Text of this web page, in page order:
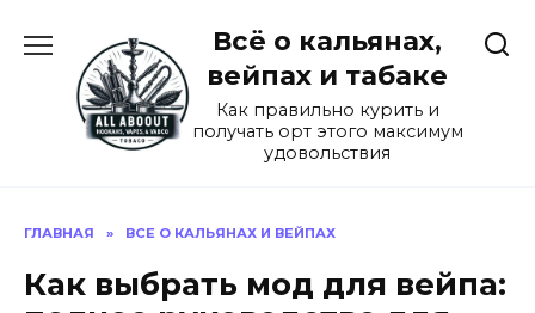
содержанию
Всё о кальянах,
вейпах и табаке
Как правильно курить и
получать орт этого максимум
удовольствия
ГЛАВНАЯ » ВСЕ О КАЛЬЯНАХ И ВЕЙПАХ
Как выбрать мод для вейпа: